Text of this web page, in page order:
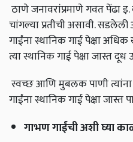
ठाणे जनावरांप्रमाणे गवत पेंढा इ.
चांगल्या प्रतीची असावी.सडलेली
गाईंना स्थानिक गाई पेक्षा
त्या स्थानिक गाई पेक्षा जास्त दूध
स्वच्छ आणि मुबलक पाणी
गाईंना स्थानिक गाई पेक्षा
गाभण गाईंची अशी घ्या